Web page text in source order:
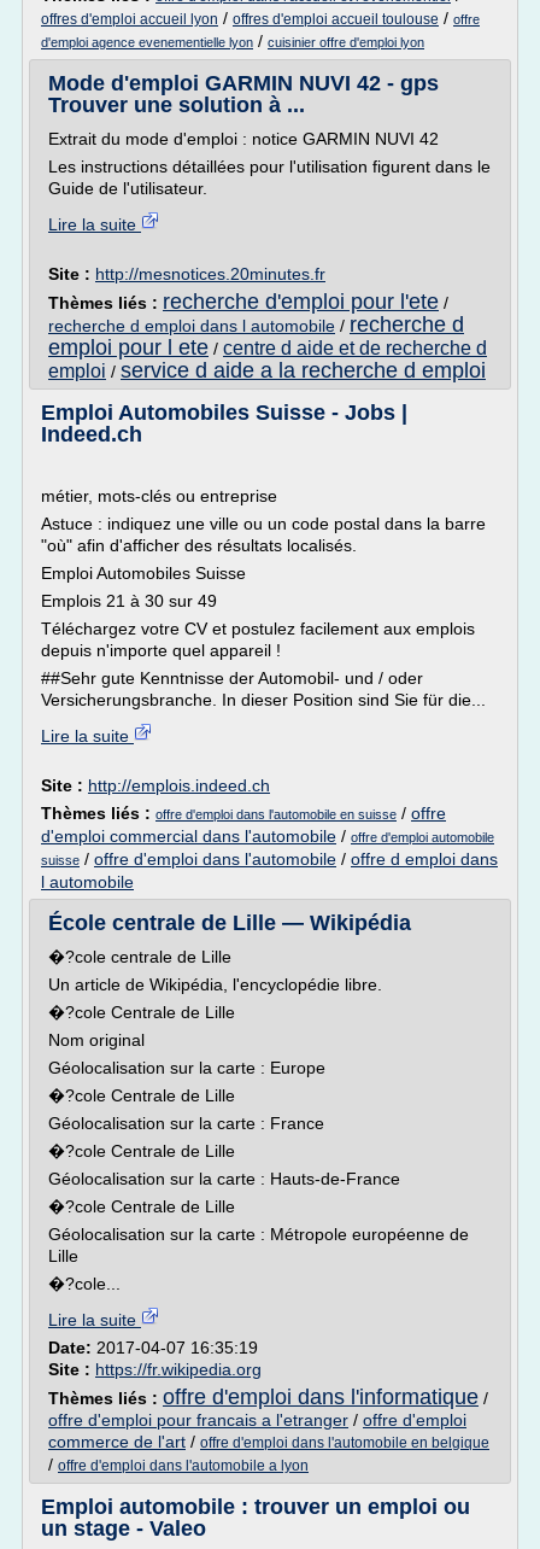
offres d'emploi accueil lyon / offres d'emploi accueil toulouse / offre
d'emploi agence evenementielle lyon / cuisinier offre d'emploi lyon
Mode d'emploi GARMIN NUVI 42 - gps
Trouver une solution à ...
Extrait du mode d'emploi : notice GARMIN NUVI 42
Les instructions détaillées pour l'utilisation figurent dans le
Guide de l'utilisateur.
Lire la suite
Site : http://mesnotices.20minutes.fr
Thèmes liés : recherche d'emploi pour l'ete /
recherche d emploi dans l automobile / recherche d
emploi pour l ete / centre d aide et de recherche d
emploi / service d aide a la recherche d emploi
Emploi Automobiles Suisse - Jobs |
Indeed.ch
métier, mots-clés ou entreprise
Astuce : indiquez une ville ou un code postal dans la barre
"où" afin d'afficher des résultats localisés.
Emploi Automobiles Suisse
Emplois 21 à 30 sur 49
Téléchargez votre CV et postulez facilement aux emplois
depuis n'importe quel appareil !
##Sehr gute Kenntnisse der Automobil- und / oder
Versicherungsbranche. In dieser Position sind Sie für die...
Lire la suite
Site : http://emplois.indeed.ch
Thèmes liés : offre d'emploi dans l'automobile en suisse / offre
d'emploi commercial dans l'automobile / offre d'emploi automobile
suisse / offre d'emploi dans l'automobile / offre d emploi dans
l automobile
École centrale de Lille — Wikipédia
�?cole centrale de Lille
Un article de Wikipédia, l'encyclopédie libre.
�?cole Centrale de Lille
Nom original
Géolocalisation sur la carte : Europe
�?cole Centrale de Lille
Géolocalisation sur la carte : France
�?cole Centrale de Lille
Géolocalisation sur la carte : Hauts-de-France
�?cole Centrale de Lille
Géolocalisation sur la carte : Métropole européenne de
Lille
�?cole...
Lire la suite
Date: 2017-04-07 16:35:19
Site : https://fr.wikipedia.org
Thèmes liés : offre d'emploi dans l'informatique /
offre d'emploi pour francais a l'etranger / offre d'emploi
commerce de l'art / offre d'emploi dans l'automobile en belgique
/ offre d'emploi dans l'automobile a lyon
Emploi automobile : trouver un emploi ou
un stage - Valeo